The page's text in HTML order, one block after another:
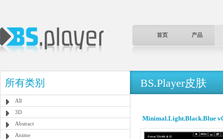
首页 产品
所有类别
All
3D
Abstract
Anime
BS.Player皮肤
Minimal.Light.Black.Blue